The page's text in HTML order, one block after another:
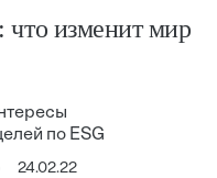
что изменит мир
по ESG
24.02.22